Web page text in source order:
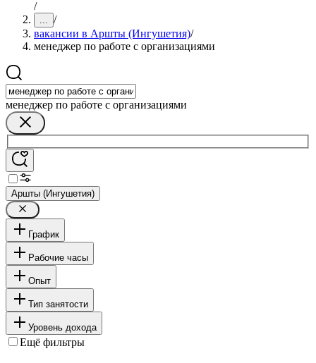
/
... /
вакансии в Аршты (Ингушетия)/
менеджер по работе с организациями
менеджер по работе с организациями
Аршты (Ингушетия)
График
Рабочие часы
Опыт
Тип занятости
Уровень дохода
Ещё фильтры